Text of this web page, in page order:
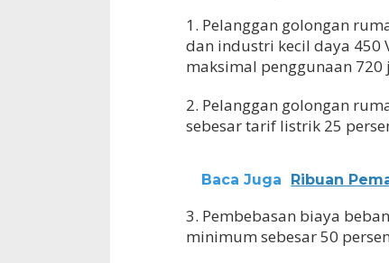
1. Pelanggan golongan
dan industri kecil daya 450
maksimal penggunaan 720
2. Pelanggan golongan
sebesar tarif listrik 25
Baca Juga Ribuan
3. Pembebasan biaya
minimum sebesar 50